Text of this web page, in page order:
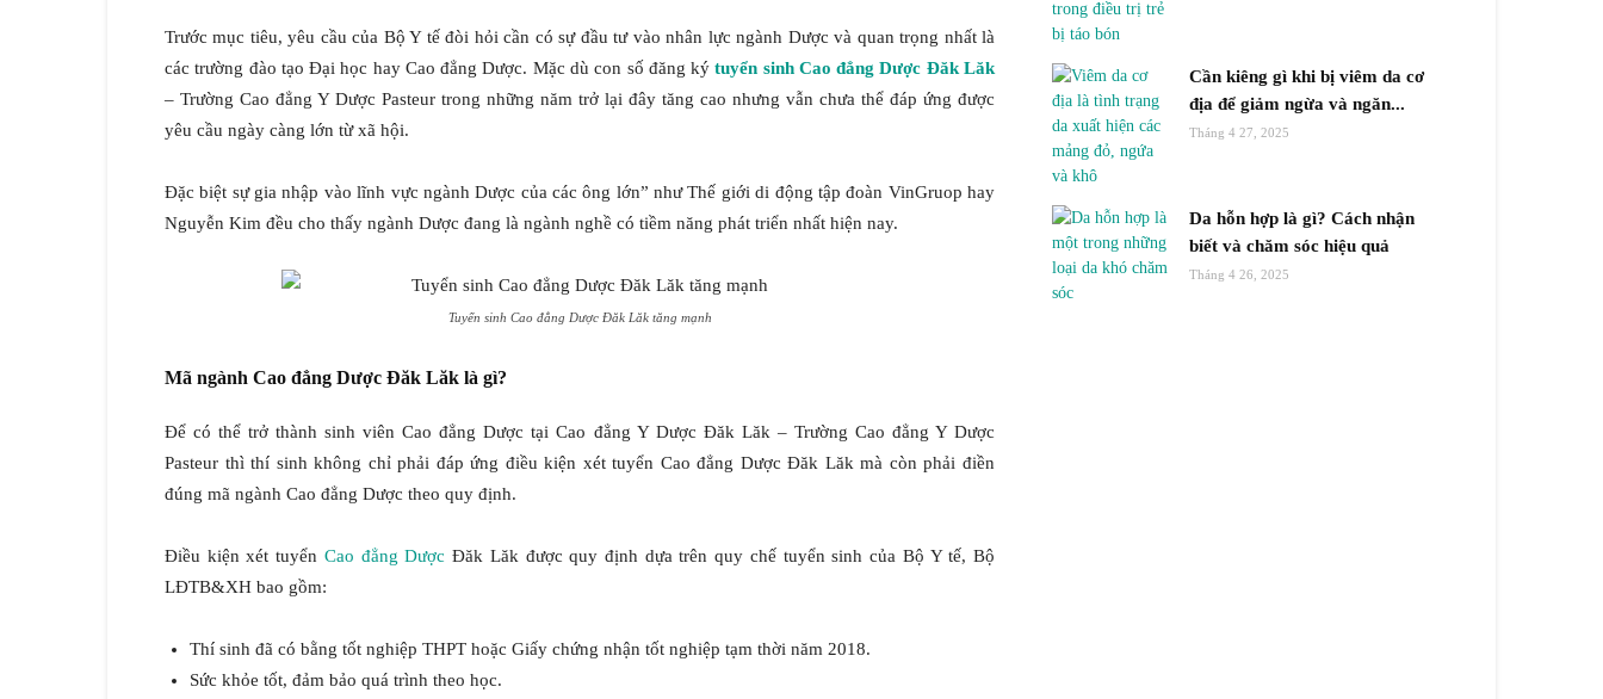
Trước mục tiêu, yêu cầu của Bộ Y tế đòi hỏi cần có sự đầu tư vào nhân lực ngành Dược và quan trọng nhất là
các trường đào tạo Đại học hay Cao đẳng Dược. Mặc dù con số đăng kýtuyển sinh Cao đẳng Dược Đăk Lăk
– Trường Cao đẳng Y Dược Pasteur trong những năm trở lại đây tăng cao nhưng vẫn chưa thể đáp ứng được
yêu cầu ngày càng lớn từ xã hội.
Đặc biệt sự gia nhập vào lĩnh vực ngành Dược của các ông lớn” như Thế giới di động tập đoàn VinGruop hay
Nguyễn Kim đều cho thấy ngành Dược đang là ngành nghề có tiềm năng phát triển nhất hiện nay.
Tuyển sinh Cao đẳng Dược Đăk Lăk tăng mạnh
Mã ngành Cao đẳng Dược Đăk Lăk là gì?
Để có thể trở thành sinh viên Cao đẳng Dược tại Cao đẳng Y Dược Đăk Lăk – Trường Cao đẳng Y Dược
Pasteur thì thí sinh không chỉ phải đáp ứng điều kiện xét tuyển Cao đẳng Dược Đăk Lăk mà còn phải điền
đúng mã ngành Cao đẳng Dược theo quy định.
Điều kiện xét tuyển Cao đẳng Dược Đăk Lăk được quy định dựa trên quy chế tuyển sinh của Bộ Y tế, Bộ
LĐTB&XH bao gồm:
Thí sinh đã có bằng tốt nghiệp THPT hoặc Giấy chứng nhận tốt nghiệp tạm thời năm 2018.
Sức khỏe tốt, đảm bảo quá trình theo học.
Cần kiêng gì khi bị viêm da cơ
địa để giảm ngừa và ngăn...
Tháng 4 27, 2025
Da hỗn hợp là gì? Cách nhận
biết và chăm sóc hiệu quả
Tháng 4 26, 2025